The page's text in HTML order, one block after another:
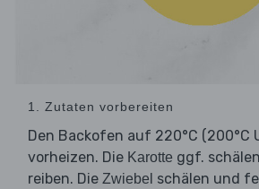
1. Zutaten vorbereiten
Den Backofen auf 220°C (200°C
vorheizen. Die Karotte ggf.
reiben. Die Zwiebel schälen und